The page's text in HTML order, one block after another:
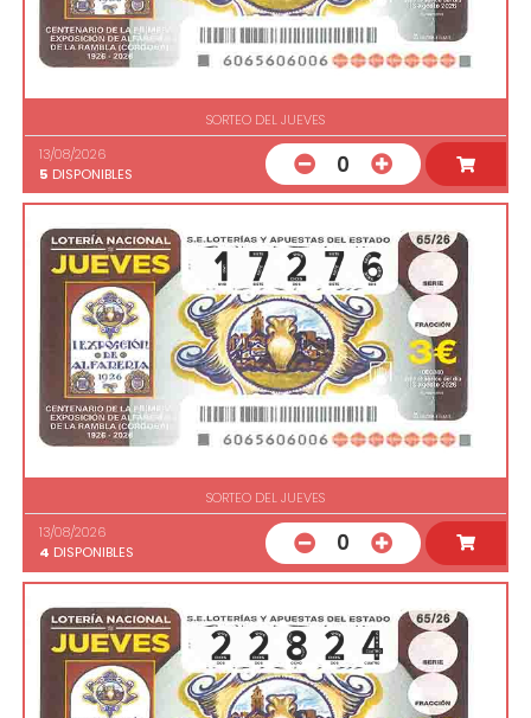
SORTEO DEL JUEVES
13/08/2026
5 DISPONIBLES 0
SORTEO DEL JUEVES
13/08/2026
4 DISPONIBLES 0